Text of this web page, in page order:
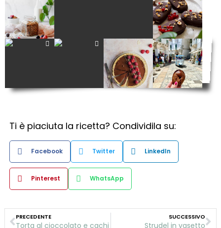
Ti è piaciuta la ricetta? Condividila su:
Facebook Twitter LinkedIn
Pinterest WhatsApp
PRECEDENTE
Torta al cioccolato e cachi
SUCCESSIVO
Strudel in vasetto